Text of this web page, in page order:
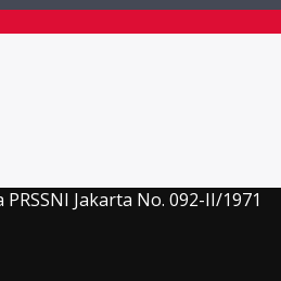
Jakarta No. 092-II/1971